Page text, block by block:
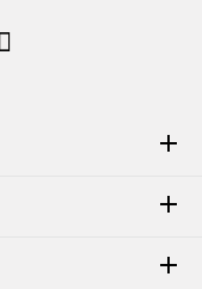


